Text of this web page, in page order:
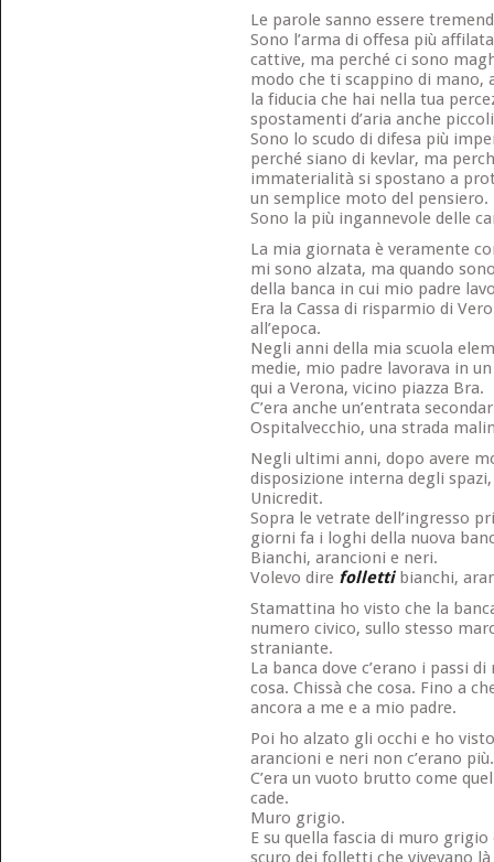
Le parole sanno essere
Sono l’arma di offesa più
cattive, ma perché ci sono
modo che ti scappino di mano,
la fiducia che hai nella tua
spostamenti d’aria anche
Sono lo scudo di difesa più
perché siano di kevlar, ma
immaterialità si spostano a
un semplice moto del pensiero.
Sono la più ingannevole delle
La mia giornata è veramente
mi sono alzata, ma quando
della banca in cui mio padre
Era la Cassa di risparmio di
all’epoca.
Negli anni della mia scuola
medie, mio padre lavorava in
qui a Verona, vicino piazza Bra.
C’era anche un’entrata
Ospitalvecchio, una strada
Negli ultimi anni, dopo avere
disposizione interna degli
Unicredit.
Sopra le vetrate dell’ingresso
giorni fa i loghi della nuova
Bianchi, arancioni e neri.
Volevo dire follettibianchi,
Stamattina ho visto che la
numero civico, sullo stesso
straniante.
La banca dove c’erano i passi
cosa. Chissà che cosa. Fino a
ancora a me e a mio padre.
Poi ho alzato gli occhi e ho
arancioni e neri non c’erano più.
C’era un vuoto brutto come
cade.
Muro grigio.
E su quella fascia di muro
scuro dei folletti che vivevano